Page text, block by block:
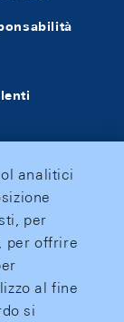
analitici
per
per offrire
al fine
si